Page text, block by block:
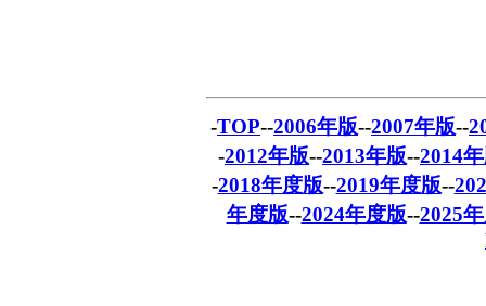
-TOP--2006年版--2007年版--
-2012年版--2013年版--2014
-2018年度版--2019年度版--
年度版--2024年度版--2025